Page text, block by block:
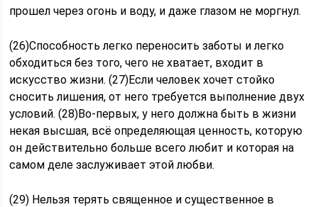
прошел через огонь и воду, и даже глазом не моргнул.
(26)Способность легко переносить заботы и легко
обходиться без того, чего не хватает, входит в
искусство жизни. (27)Если человек хочет стойко
сносить лишения, от него требуется выполнение двух
условий. (28)Во-первых, у него должна быть в жизни
некая высшая, всё определяющая ценность, которую
он действительно больше всего любит и которая на
самом деле заслуживает этой любви.
(29) Нельзя терять священное и существенное в